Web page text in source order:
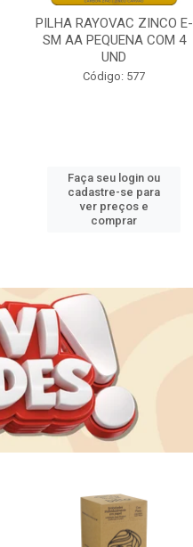
PILHA RAYOVAC ZINCO E-
SM AA PEQUENA COM 4
UND
Código: 577
Faça seu login ou
cadastre-se para
ver preços e
comprar